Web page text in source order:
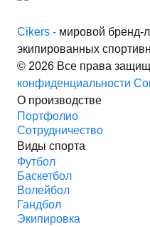
Cikers - мировой бренд-
экипированных
© 2026 Все права
конфиденциальности
О производстве
Портфолио
Сотрудничество
Виды спорта
Футбол
Баскетбол
Волейбол
Гандбол
Экипировка